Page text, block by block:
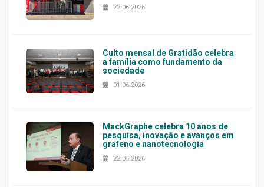
22.06.2026
Culto mensal de Gratidão celebra
a família como fundamento da
sociedade
01.06.2026
MackGraphe celebra 10 anos de
pesquisa, inovação e avanços em
grafeno e nanotecnologia
22.05.2026